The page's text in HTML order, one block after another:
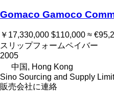
Gomaco Gamoco
￥17,330,000 $110,000 ≈
スリップフォームペイバー
2005
中国, Hong Kong
Sino Sourcing and Supply
販売会社に連絡